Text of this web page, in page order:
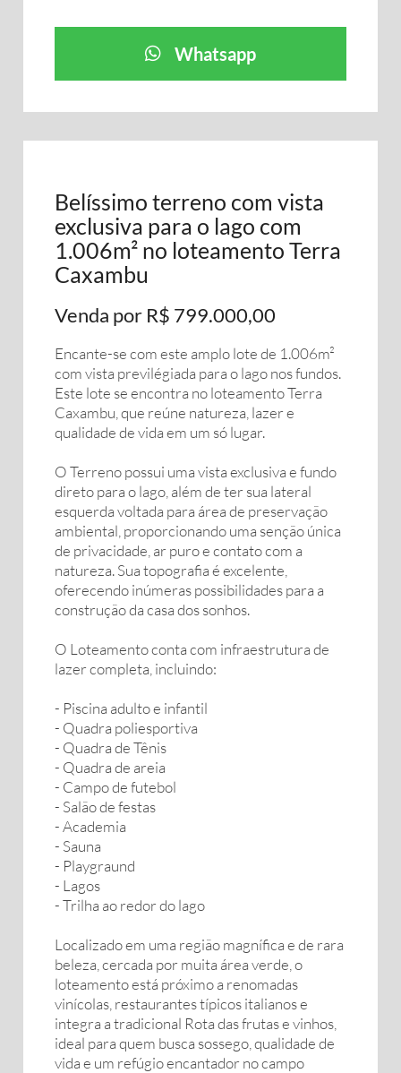
Whatsapp
Belíssimo terreno com vista
exclusiva para o lago com
1.006m² no loteamento Terra
Caxambu
Venda por R$ 799.000,00
Encante-se com este amplo lote de 1.006m²
com vista previlégiada para o lago nos fundos.
Este lote se encontra no loteamento Terra
Caxambu, que reúne natureza, lazer e
qualidade de vida em um só lugar.
O Terreno possui uma vista exclusiva e fundo
direto para o lago, além de ter sua lateral
esquerda voltada para área de preservação
ambiental, proporcionando uma senção única
de privacidade, ar puro e contato com a
natureza. Sua topografia é excelente,
oferecendo inúmeras possibilidades para a
construção da casa dos sonhos.
O Loteamento conta com infraestrutura de
lazer completa, incluindo:
- Piscina adulto e infantil
- Quadra poliesportiva
- Quadra de Tênis
- Quadra de areia
- Campo de futebol
- Salão de festas
- Academia
- Sauna
- Playgraund
- Lagos
- Trilha ao redor do lago
Localizado em uma região magnífica e de rara
beleza, cercada por muita área verde, o
loteamento está próximo a renomadas
vinícolas, restaurantes típicos italianos e
integra a tradicional Rota das frutas e vinhos,
ideal para quem busca sossego, qualidade de
vida e um refúgio encantador no campo